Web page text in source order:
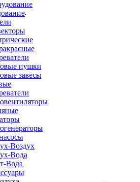
пушки
завесы
Воздух
Вода
Вода